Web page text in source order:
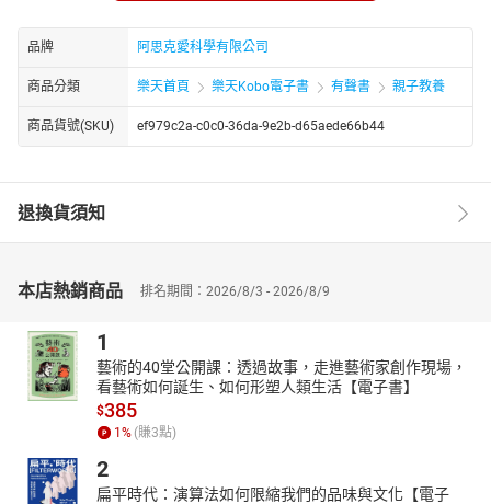
1.主題曲與開場
4.太陽系最佳衛星獎
品牌 阿思克愛科學有限公司
商品分類 樂天首頁 樂天Kobo電子書 有聲書 親子教養
商品貨號(SKU) ef979c2a-c0c0-36da-9e2b-d65aede66b44
退換貨須知
本店熱銷商品 排名期間：2026/8/3 - 2026/8/9
1
藝術的40堂公開課：透過故事，走進藝術家創作現場，
看藝術如何誕生、如何形塑人類生活【電子書】
$385
1 % (賺3點)
2
扁平時代：演算法如何限縮我們的品味與文化【電子